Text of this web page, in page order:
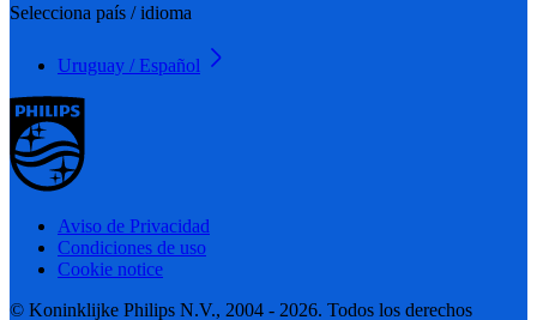
Selecciona país / idioma
Uruguay / Español
Aviso de Privacidad
Condiciones de uso
Cookie notice
© Koninklijke Philips N.V., 2004 - 2026. Todos los derechos